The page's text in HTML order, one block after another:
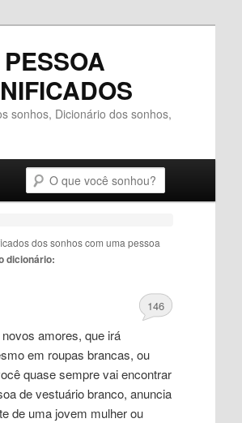
sonhos, Dicionário dos sonhos,
dos sonhos com uma pessoa
dicionário:
146
amores, que irá
em roupas brancas, ou
quase sempre vai encontrar
de vestuário branco, anuncia
de uma jovem mulher ou